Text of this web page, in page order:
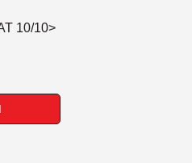
10/10>